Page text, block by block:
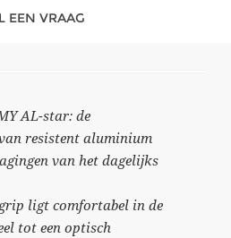
EEN VRAAG
AL-star: de
resistent aluminium
van het dagelijks
ligt comfortabel in de
tot een optisch